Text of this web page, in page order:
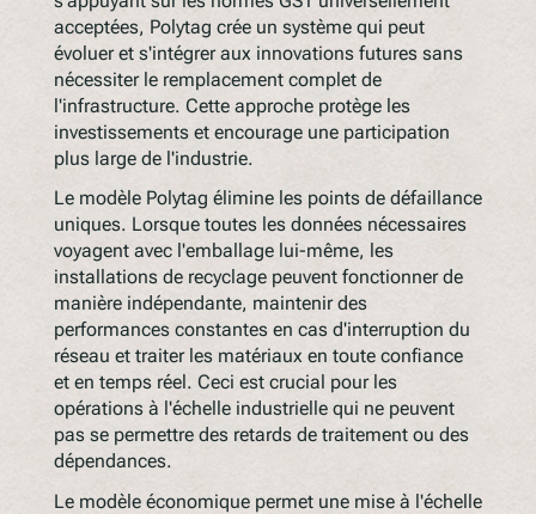
acceptées, Polytag crée un système qui peut
évoluer et s'intégrer aux innovations futures sans
nécessiter le remplacement complet de
l'infrastructure. Cette approche protège les
investissements et encourage une participation
plus large de l'industrie.
Le modèle Polytag élimine les points de défaillance
uniques. Lorsque toutes les données nécessaires
voyagent avec l'emballage lui-même, les
installations de recyclage peuvent fonctionner de
manière indépendante, maintenir des
performances constantes en cas d'interruption du
réseau et traiter les matériaux en toute confiance
et en temps réel. Ceci est crucial pour les
opérations à l'échelle industrielle qui ne peuvent
pas se permettre des retards de traitement ou des
dépendances.
Le modèle économique permet une mise à l'échelle